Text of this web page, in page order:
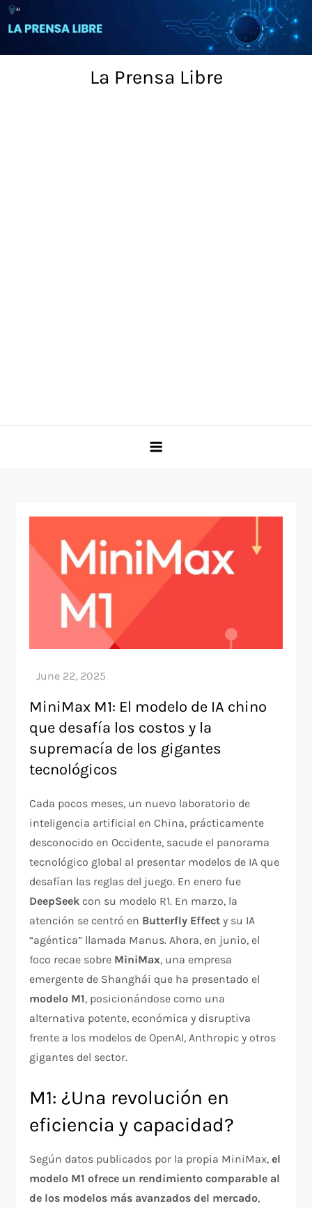
Skip
to
La Prensa Libre
MiniMax M1: El modelo de IA chino
que desafía los costos y la
supremacía de los gigantes
tecnológicos
Cada pocos meses, un nuevo laboratorio de
inteligencia artificial en China, prácticamente
desconocido en Occidente, sacude el panorama
tecnológico global al presentar modelos de IA que
desafían las reglas del juego. En enero fue
DeepSeek con su modelo R1. En marzo, la
atención se centró en Butterfly Effect y su IA
“agéntica” llamada Manus. Ahora, en junio, el
foco recae sobre MiniMax, una empresa
emergente de Shanghái que ha presentado el
modelo M1, posicionándose como una
alternativa potente, económica y disruptiva
frente a los modelos de OpenAI, Anthropic y otros
gigantes del sector.
M1: ¿Una revolución en
eficiencia y capacidad?
Según datos publicados por la propia MiniMax,el
modelo M1 ofrece un rendimiento comparable al
de los modelos más avanzados del mercado,